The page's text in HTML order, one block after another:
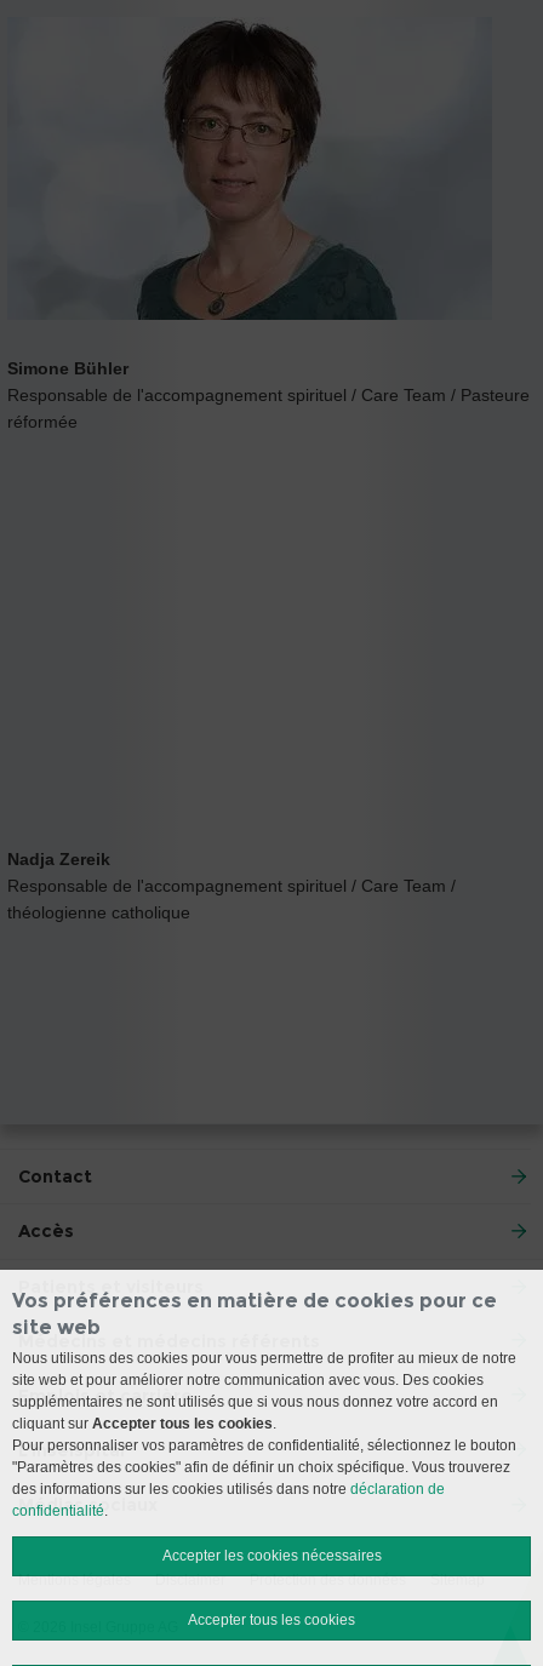
Simone Bühler
Responsable de l'accompagnement spirituel / Care Team / Pasteure
réformée
Nadja Zereik
Responsable de l'accompagnement spirituel / Care Team /
théologienne catholique
Contact
Accès
Patients et visiteurs
Médecins et médecins référents
Emplois et carrière
L’Inselspital
Médias sociaux
Mentions légales Disclaimer Protection des données Sitemap
Vos préférences en matière de cookies pour ce
site web
Nous utilisons des cookies pour vous permettre de profiter au mieux de notre
site web et pour améliorer notre communication avec vous. Des cookies
supplémentaires ne sont utilisés que si vous nous donnez votre accord en
cliquant sur Accepter tous les cookies.
Pour personnaliser vos paramètres de confidentialité, sélectionnez le bouton
"Paramètres des cookies" afin de définir un choix spécifique. Vous trouverez
des informations sur les cookies utilisés dans notre déclaration de
confidentialité.
Accepter les cookies nécessaires
Accepter tous les cookies